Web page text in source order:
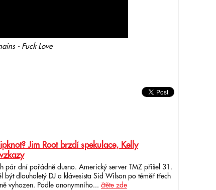
- Fuck Love
Jim Root brzdí spekulace, Kelly
pár dní pořádně dusno. Americký server TMZ přišel 31.
být dlouholetý DJ a klávesista Sid Wilson po téměř třech
vyhozen. Podle anonymního... čtěte zde